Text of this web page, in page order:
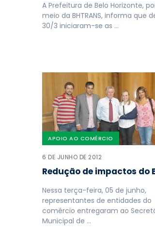
A Prefeitura de Belo Horizonte,
meio da BHTRANS, informa que
30/3 iniciaram-se as …
APOIO AO COMÉRCIO
6 DE JUNHO DE 2012
Redução de impactos do
Nessa terça-feira, 05 de junho,
representantes de entidades do
comércio entregaram ao
Municipal de …